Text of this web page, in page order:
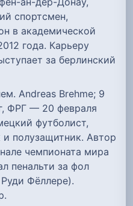
спортсмен,
в академической
года. Карьеру
за берлинский
Andreas Brehme; 9
ФРГ — 20 февраля
футболист,
полузащитник. Автор
чемпионата мира
пенальти за фол
Фёллере).